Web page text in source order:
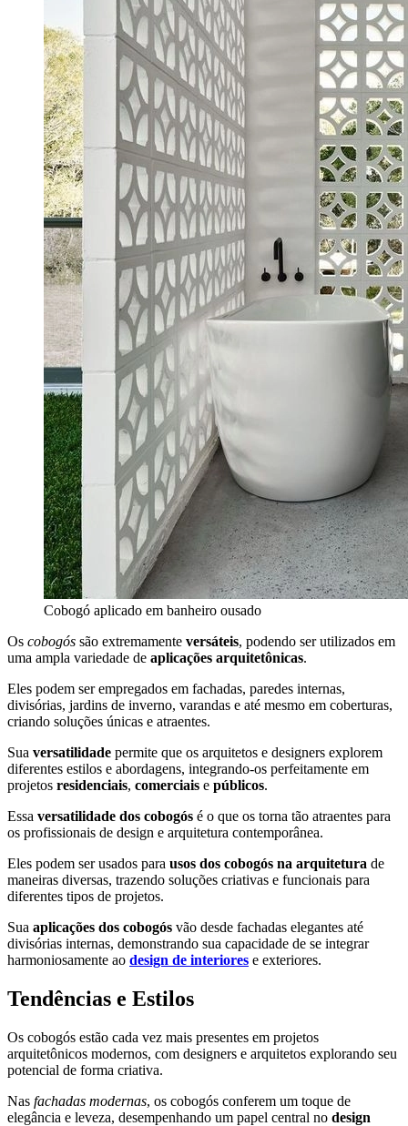
Cobogó aplicado em banheiro ousado
Os cobogós são extremamente versáteis, podendo ser utilizados em
uma ampla variedade de aplicações arquitetônicas.
Eles podem ser empregados em fachadas, paredes internas,
divisórias, jardins de inverno, varandas e até mesmo em coberturas,
criando soluções únicas e atraentes.
Sua versatilidade permite que os arquitetos e designers explorem
diferentes estilos e abordagens, integrando-os perfeitamente em
projetos residenciais, comerciais e públicos.
Essa versatilidade dos cobogós é o que os torna tão atraentes para
os profissionais de design e arquitetura contemporânea.
Eles podem ser usados para usos dos cobogós na arquitetura de
maneiras diversas, trazendo soluções criativas e funcionais para
diferentes tipos de projetos.
Sua aplicações dos cobogós vão desde fachadas elegantes até
divisórias internas, demonstrando sua capacidade de se integrar
harmoniosamente ao design de interiores e exteriores.
Tendências e Estilos
Os cobogós estão cada vez mais presentes em projetos
arquitetônicos modernos, com designers e arquitetos explorando seu
potencial de forma criativa.
Nas fachadas modernas, os cobogós conferem um toque de
elegância e leveza, desempenhando um papel central no design